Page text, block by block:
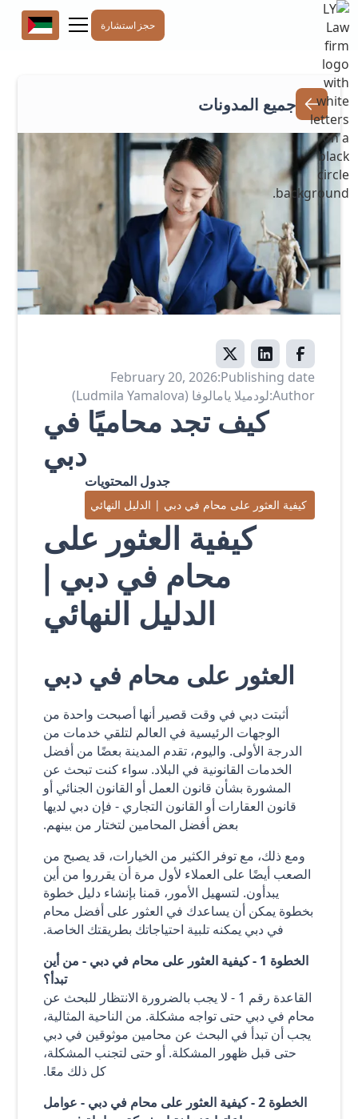
حجز استشارة
جميع المدونات
Publishing date:
February 20, 2026
Author: لودميلا يامالوفا (Ludmila Yamalova)
كيف تجد محاميًا في
دبي
جدول المحتويات
كيفية العثور على محام في دبي | الدليل النهائي
كيفية العثور على
محام في دبي |
الدليل النهائي
العثور على محام في دبي
أثبتت دبي في وقت قصير أنها أصبحت واحدة من
الوجهات الرئيسية في العالم لتلقي خدمات من
الدرجة الأولى. واليوم، تقدم المدينة بعضًا من أفضل
الخدمات القانونية في البلاد. سواء كنت تبحث عن
المشورة بشأن قانون العمل أو القانون الجنائي أو
قانون العقارات أو القانون التجاري - فإن دبي لديها
بعض أفضل المحامين لتختار من بينهم.
ومع ذلك، مع توفر الكثير من الخيارات، قد يصبح من
الصعب أيضًا على العملاء لأول مرة أن يقرروا من أين
يبدأون. لتسهيل الأمور، قمنا بإنشاء دليل خطوة
بخطوة يمكن أن يساعدك في العثور على أفضل محام
في دبي يمكنه تلبية احتياجاتك بطريقتك الخاصة.
الخطوة 1 - كيفية العثور على محام في دبي - من أين
تبدأ؟
القاعدة رقم 1 - لا يجب بالضرورة الانتظار للبحث عن
محام في دبي حتى تواجه مشكلة. من الناحية المثالية،
يجب أن تبدأ في البحث عن محامين موثوقين في دبي
حتى قبل ظهور المشكلة. أو حتى لتجنب المشكلة،
كل ذلك معًا.
الخطوة 2 - كيفية العثور على محام في دبي - عوامل